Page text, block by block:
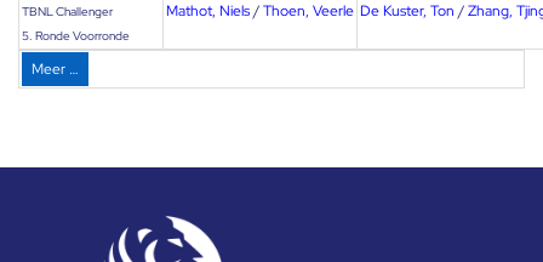
TBNL Challenger
5. Ronde Voorronde
Mathot, Niels/Thoen, Veerle De Kuster, Ton /Zhang,
Meer …